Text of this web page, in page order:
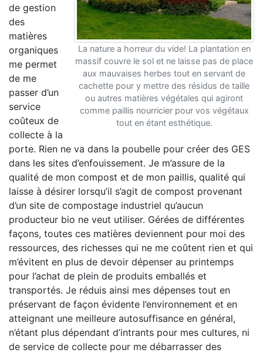
La nature a horreur du vide! La plantation en
massif couvre le sol et ne laisse pas de place
aux mauvaises herbes tout en servant de
cachette pour y mettre des résidus de taille
ou autres matières végétales qui agiront
comme paillis nourricier pour vos végétaux
tout en étant esthétique.
de gestion
des
matières
organiques
me permet
de me
passer d’un
service
coûteux de
collecte à la
porte. Rien ne va dans la poubelle pour créer des GES
dans les sites d’enfouissement. Je m’assure de la
qualité de mon compost et de mon paillis, qualité qui
laisse à désirer lorsqu’il s’agit de compost provenant
d’un site de compostage industriel qu’aucun
producteur bio ne veut utiliser. Gérées de différentes
façons, toutes ces matières deviennent pour moi des
ressources, des richesses qui ne me coûtent rien et qui
m’évitent en plus de devoir dépenser au printemps
pour l’achat de plein de produits emballés et
transportés. Je réduis ainsi mes dépenses tout en
préservant de façon évidente l’environnement et en
atteignant une meilleure autosuffisance en général,
n’étant plus dépendant d’intrants pour mes cultures, ni
de service de collecte pour me débarrasser des